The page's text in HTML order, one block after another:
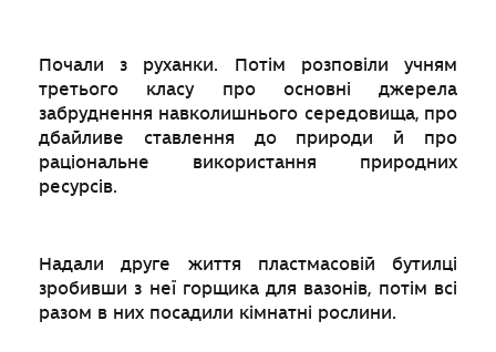
Почали з руханки. Потім розповіли учням
третього класу про основні джерела
забруднення навколишнього середовища, про
дбайливе ставлення до природи й про
раціональне використання природних
ресурсів.
Надали друге життя пластмасовій бутилці
зробивши з неї горщика для вазонів, потім всі
разом в них посадили кімнатні рослини.